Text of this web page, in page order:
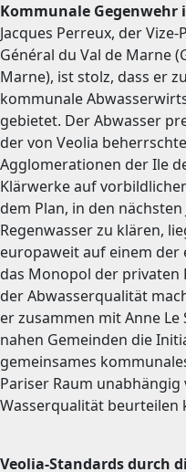
Kommunale Gegenwehr
Jacques Perreux, der
Général du Val de Marne
Marne), ist stolz, dass er
kommunale
gebietet. Der Abwasser
der von Veolia
Agglomerationen der Ile
Klärwerke auf
dem Plan, in den nächsten
Regenwasser zu klären,
europaweit auf einem der
das Monopol der privaten
der Abwasserqualität
er zusammen mit Anne
nahen Gemeinden die
gemeinsames
Pariser Raum
Wasserqualität beurteilen
Veolia-Standards durch